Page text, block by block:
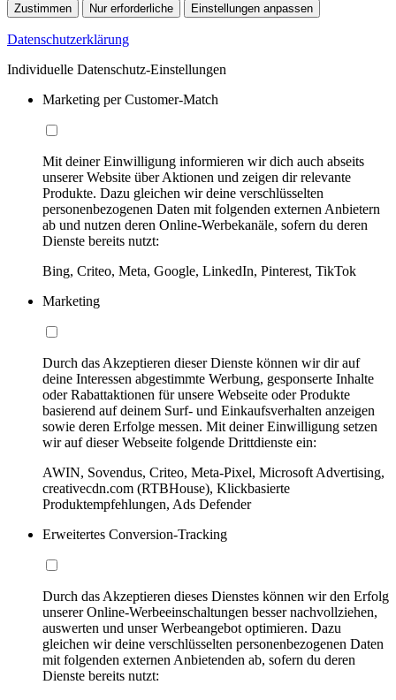
Zustimmen Nur erforderliche Einstellungen anpassen
Datenschutzerklärung
Individuelle Datenschutz-Einstellungen
Marketing per Customer-Match
Mit deiner Einwilligung informieren wir dich auch abseits
unserer Website über Aktionen und zeigen dir relevante
Produkte. Dazu gleichen wir deine verschlüsselten
personenbezogenen Daten mit folgenden externen Anbietern
ab und nutzen deren Online-Werbekanäle, sofern du deren
Dienste bereits nutzt:
Bing, Criteo, Meta, Google, LinkedIn, Pinterest, TikTok
Marketing
Durch das Akzeptieren dieser Dienste können wir dir auf
deine Interessen abgestimmte Werbung, gesponserte Inhalte
oder Rabattaktionen für unsere Webseite oder Produkte
basierend auf deinem Surf- und Einkaufsverhalten anzeigen
sowie deren Erfolge messen. Mit deiner Einwilligung setzen
wir auf dieser Webseite folgende Drittdienste ein:
AWIN, Sovendus, Criteo, Meta-Pixel, Microsoft Advertising,
creativecdn.com (RTBHouse), Klickbasierte
Produktempfehlungen, Ads Defender
Erweitertes Conversion-Tracking
Durch das Akzeptieren dieses Dienstes können wir den Erfolg
unserer Online-Werbeeinschaltungen besser nachvollziehen,
auswerten und unser Werbeangebot optimieren. Dazu
gleichen wir deine verschlüsselten personenbezogenen Daten
mit folgenden externen Anbietenden ab, sofern du deren
Dienste bereits nutzt: